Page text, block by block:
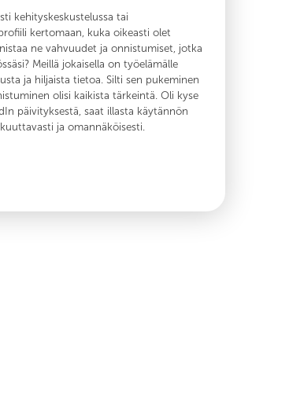
kehityskeskustelussa tai
kertomaan, kuka oikeasti olet
ne vahvuudet ja onnistumiset, jotka
Meillä jokaisella on työelämälle
ja hiljaista tietoa. Silti sen pukeminen
olisi kaikista tärkeintä. Oli kyse
päivityksestä, saat illasta käytännön
ja omannäköisesti.